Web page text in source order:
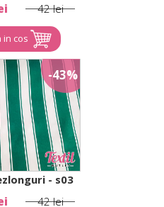
42 lei
in cos
-43%
- s03
42 lei